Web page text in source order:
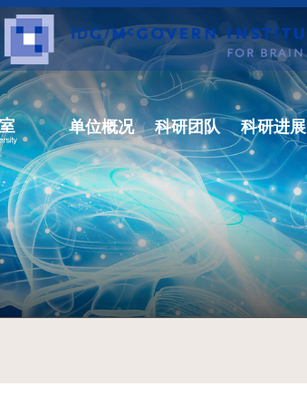
单位概况 科研团队 科研进展